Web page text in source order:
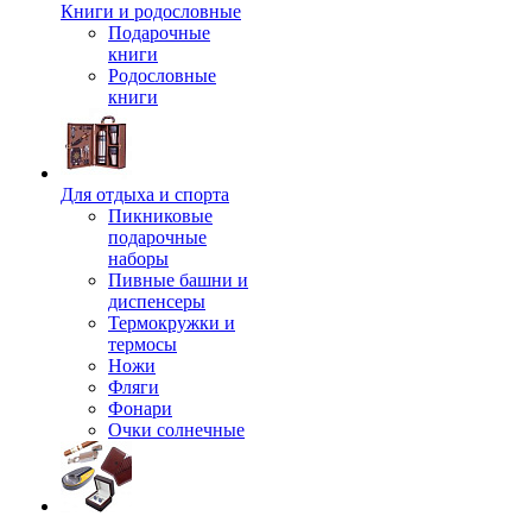
Книги и родословные
Подарочные
книги
Родословные
книги
Для отдыха и спорта
Пикниковые
подарочные
наборы
Пивные башни и
диспенсеры
Термокружки и
термосы
Ножи
Фляги
Фонари
Очки солнечные